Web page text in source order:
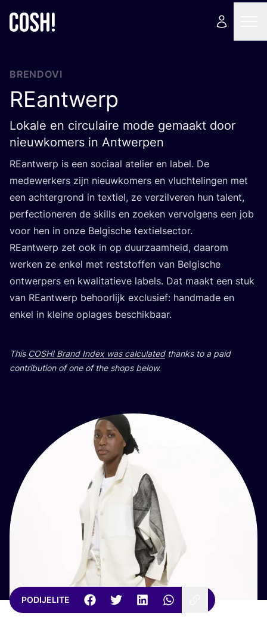
BRENDOVI
REantwerp
Lokale en circulaire mode gemaakt door
nieuwkomers in Antwerpen
REan­twerp is een soci­aal ate­li­er en label. De
medewer­kers zijn nieuwko­mers en vluc­h­te­lin­gen met
een ach­ter­grond in texti­el, ze ver­zil­ve­ren hun talent,
per­fec­ti­one­ren de skil­ls en zoeken ver­vol­gens een job
voor hen in onze Bel­gis­c­he texti­el­sec­tor.
REan­twerp zet ook in op duur­za­am­he­id, daarom
wer­ken ze enkel met res­t­stof­fen van Bel­gis­c­he
ontwer­pers en kwa­li­ta­ti­eve labels. Dat maakt een stuk
van REan­twerp beho­or­lijk exclu­si­ef: han­d­ma­de en
enkel in kle­ine opla­ges beschikbaar.
This COSH! Brand Index was cal­cu­la­tedthan­ks to a paid
con­tri­bu­ti­on of one of the shops below.
PODIJELITE